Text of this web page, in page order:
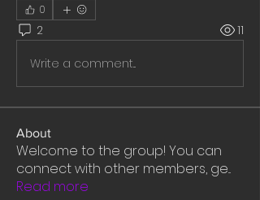
0
2 11
Write a comment...
About
Welcome to the group! You can
connect with other members, ge...
Read more